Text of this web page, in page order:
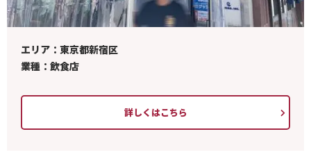
エリア：東京都新宿区
業種：飲食店
詳しくはこちら